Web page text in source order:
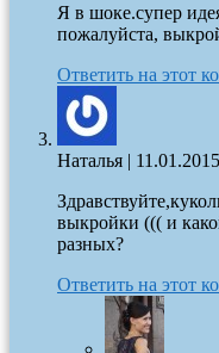
Я в шоке.супер
пожалуйста,
Ответить на этот
Наталья |
выкройки ((( и
разных?
Ответить на этот